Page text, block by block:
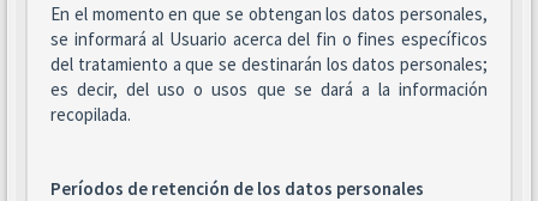
En el momento en que se obtengan los datos personales,
se informará al Usuario acerca del fin o fines específicos
del tratamiento a que se destinarán los datos personales;
es decir, del uso o usos que se dará a la información
recopilada.
Períodos de retención de los datos personales